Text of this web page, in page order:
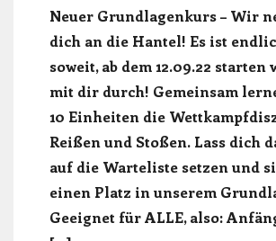
Neuer Grundlagenkurs – Wir
dich an die Hantel! Es ist
soweit, ab dem 12.09.22
mit dir durch! Gemeinsam
10 Einheiten die
Reißen und Stoßen. Lass dich
auf die Warteliste setzen und
einen Platz in unserem
Geeignet für ALLE, also: